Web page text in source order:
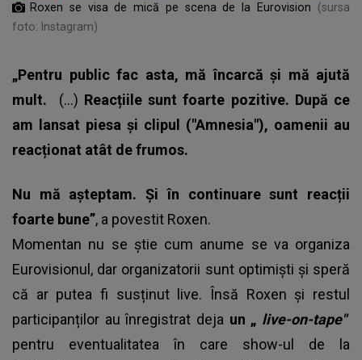
Roxen se visa de mică pe scena de la Eurovision
(sursa
foto: Instagram)
„Pentru public fac asta, mă încarcă și mă ajută
mult.
(...) Reacțiile sunt foarte pozitive. După ce
am lansat piesa și clipul ("Amnesia"), oamenii au
reacționat atât de frumos.
Nu mă așteptam. Și în continuare sunt reacții
foarte bune”, a povestit Roxen.
Momentan nu se știe cum anume se va organiza
Eurovisionul, dar organizatorii sunt optimiști și speră
că ar putea fi susținut live. Însă Roxen și restul
participanților au înregistrat deja un „ live-on-tape"
pentru eventualitatea în care show-ul de la